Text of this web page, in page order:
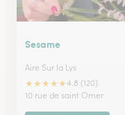
Sesame
Aire Sur la Lys
★★★★★4.8 (120)
10 rue de saint Omer